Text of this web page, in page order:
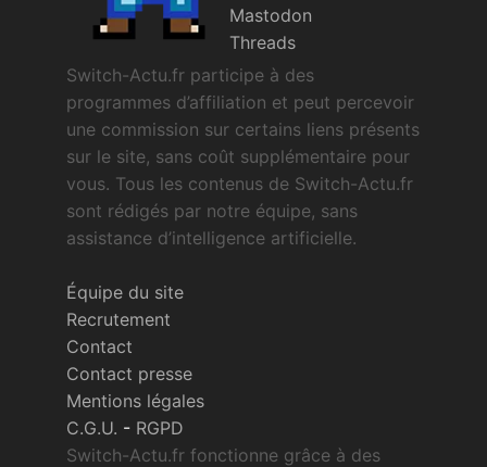
Mastodon
Threads
Switch-Actu.fr participe à des
programmes d’affiliation et peut percevoir
une commission sur certains liens présents
sur le site, sans coût supplémentaire pour
vous. Tous les contenus de Switch-Actu.fr
sont rédigés par notre équipe, sans
assistance d’intelligence artificielle.
Équipe du site
Recrutement
Contact
Contact presse
Mentions légales
C.G.U. - RGPD
Switch-Actu.fr fonctionne grâce à des